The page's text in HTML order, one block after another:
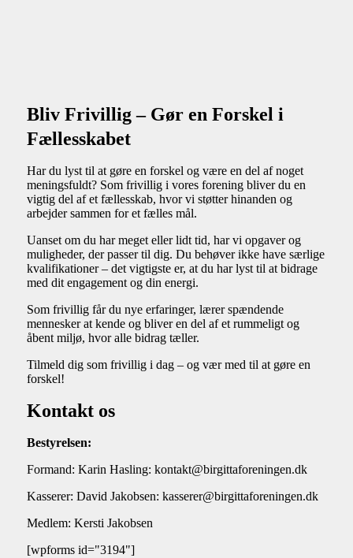
Bliv Frivillig – Gør en Forskel i
Fællesskabet
Har du lyst til at gøre en forskel og være en del af noget
meningsfuldt? Som frivillig i vores forening bliver du en
vigtig del af et fællesskab, hvor vi støtter hinanden og
arbejder sammen for et fælles mål.
Uanset om du har meget eller lidt tid, har vi opgaver og
muligheder, der passer til dig. Du behøver ikke have særlige
kvalifikationer – det vigtigste er, at du har lyst til at bidrage
med dit engagement og din energi.
Som frivillig får du nye erfaringer, lærer spændende
mennesker at kende og bliver en del af et rummeligt og
åbent miljø, hvor alle bidrag tæller.
Tilmeld dig som frivillig i dag – og vær med til at gøre en
forskel!
Kontakt os
Bestyrelsen:
Formand: Karin Hasling: kontakt@birgittaforeningen.dk
Kasserer: David Jakobsen: kasserer@birgittaforeningen.dk
Medlem: Kersti Jakobsen
[wpforms id="3194"]